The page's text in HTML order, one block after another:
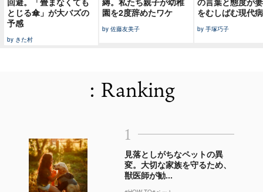
とじる傘」が大バズの
予感
by きた村
園を2度辞めたワケ
by 佐藤友美子
をむしばむ現代病
by 手塚巧子
: Ranking
1
見落としがちなペットの異
変。大切な家族を守るため、
獣医師が勧...